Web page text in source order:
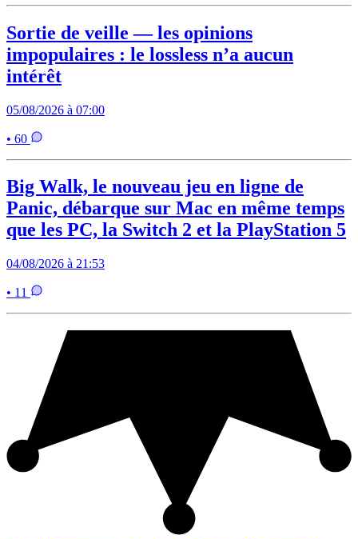
Sortie de veille — les opinions
impopulaires : le lossless n’a aucun
intérêt
05/08/2026 à 07:00
• 60
Big Walk, le nouveau jeu en ligne de
Panic, débarque sur Mac en même temps
que les PC, la Switch 2 et la PlayStation 5
04/08/2026 à 21:53
• 11